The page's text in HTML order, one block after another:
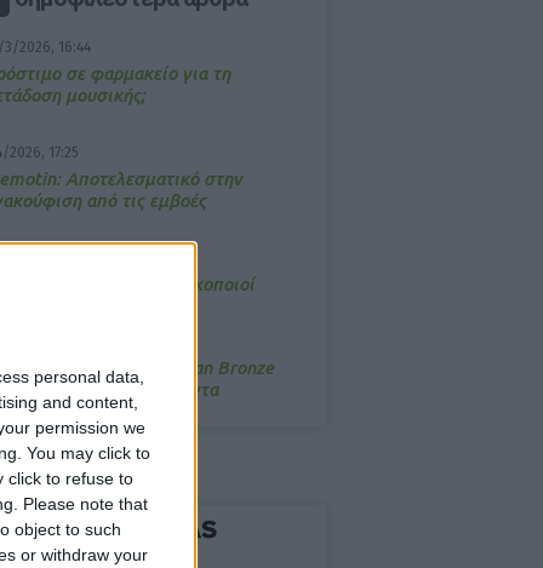
personal data,
and content,
permission we
You may click to
click to refuse to
Please note that
object to such
or withdraw your
3/2026, 16:44
σε φαρμακείο για τη
μουσικής;
2026, 17:25
Αποτελεσματικό στην
από τις εμβοές
θρανία ξανά οι φαρμακοποιοί
Η συλλογή Aegean Bronze
δύο νέα προϊόντα